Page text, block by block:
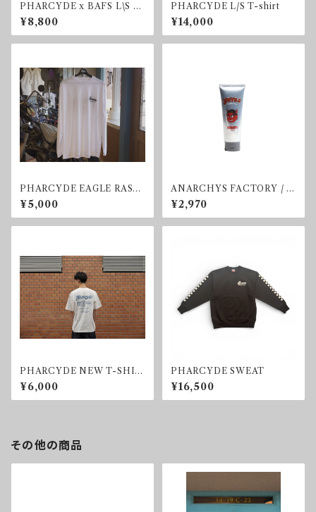
PHARCYDE x BAFS L\S T-
shirt
¥8,800
PHARCYDE L/S T-shirt
¥14,000
PHARCYDE EAGLE RASH
GUARD
¥5,000
ANARCHYS FACTORY / D
EVIL GEL
¥2,970
PHARCYDE NEW T-SHIR
TS
¥6,000
PHARCYDE SWEAT
¥16,500
その他の商品